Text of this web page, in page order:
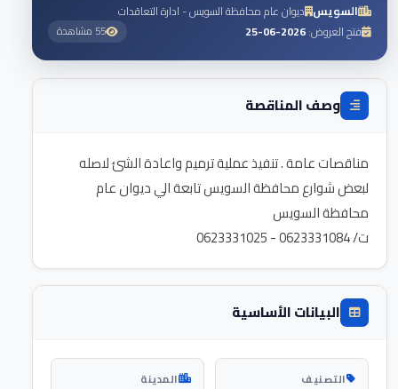
السويس ديوان عام محافظة السويس - ادارة التعاقدات
فتح العروض:2026-06-25 55 مشاهدة
وصف المناقصة
مناقصات عامة . تنفيذ عملية ترميم واعادة الشئ لاصله
لبعض شوارع محافظة السويس تابعة الي ديوان عام
ت/ 0623331084 - 0623331025
البيانات الأساسية
التصنيف المدينة